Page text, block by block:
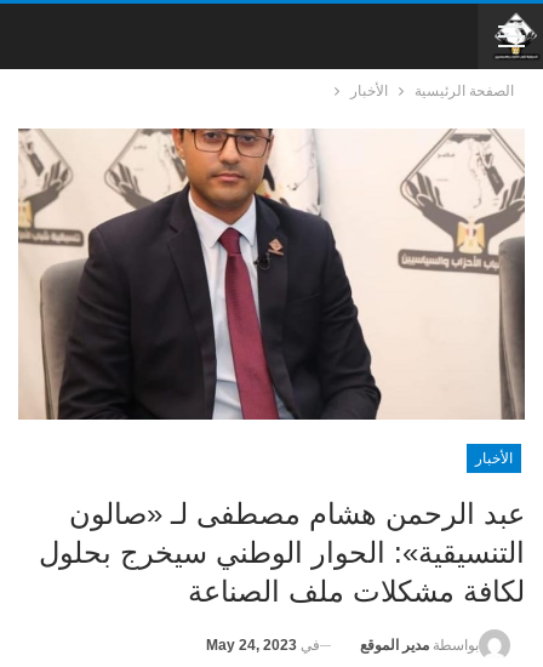
الصفحة الرئيسية الأخبار
الأخبار
عبد الرحمن هشام مصطفى لـ «صالون
التنسيقية»: الحوار الوطني سيخرج بحلول
لكافة مشكلات ملف الصناعة
بواسطة مدير الموقع في May 24, 2023